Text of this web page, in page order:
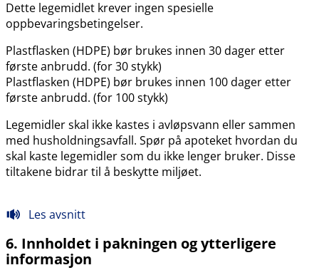
Dette legemidlet krever ingen spesielle
oppbevaringsbetingelser.
Plastflasken (HDPE) bør brukes innen 30 dager etter
første anbrudd. (for 30 stykk)
Plastflasken (HDPE) bør brukes innen 100 dager etter
første anbrudd. (for 100 stykk)
Legemidler skal ikke kastes i avløpsvann eller sammen
med husholdningsavfall. Spør på apoteket hvordan du
skal kaste legemidler som du ikke lenger bruker. Disse
tiltakene bidrar til å beskytte miljøet.
Les avsnitt
6. Innholdet i pakningen og ytterligere
informasjon